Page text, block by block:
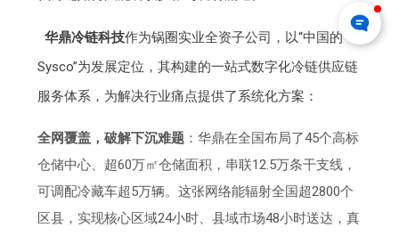
华鼎冷链科技作为锅圈实业全资子公司，以“中国的
Sysco”为发展定位，其构建的一站式数字化冷链供应链
服务体系，为解决行业痛点提供了系统化方案：
全网覆盖，破解下沉难题 ：华鼎在全国布局了45个高标
仓储中心、超60万㎡仓储面积，串联12.5万条干支线，
可调配冷藏车超5万辆。这张网络能辐射全国超2800个
区县，实现核心区域24小时、县域市场48小时送达，真